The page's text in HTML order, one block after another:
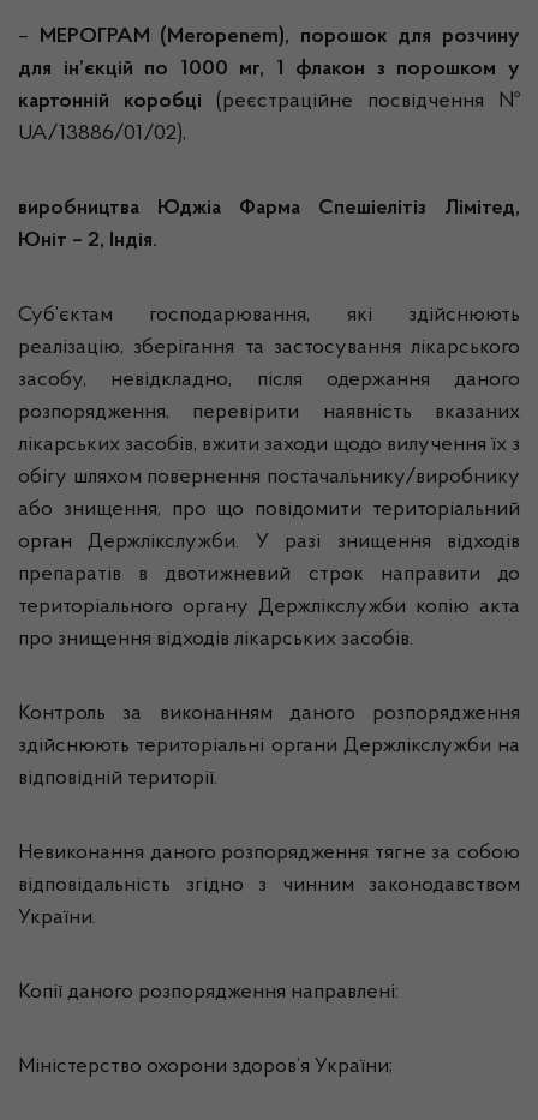
– МЕРОГРАМ (Meropenem), порошок для розчину
для ін’єкцій по 1000 мг, 1 флакон з порошком у
картонній коробці (реєстраційне посвідчення №
UA/13886/01/02),
виробництва Юджіа Фарма Спешіелітіз Лімітед,
Юніт – 2, Індія.
Суб’єктам господарювання, які здійснюють
реалізацію, зберігання та застосування лікарського
засобу, невідкладно, після одержання даного
розпорядження, перевірити наявність вказаних
лікарських засобів, вжити заходи щодо вилучення їх з
обігу шляхом повернення постачальнику/виробнику
або знищення, про що повідомити територіальний
орган Держлікслужби. У разі знищення відходів
препаратів в двотижневий строк направити до
територіального органу Держлікслужби копію акта
про знищення відходів лікарських засобів.
Контроль за виконанням даного розпорядження
здійснюють територіальні органи Держлікслужби на
відповідній території.
Невиконання даного розпорядження тягне за собою
відповідальність згідно з чинним законодавством
України.
Копії даного розпорядження направлені:
Міністерство охорони здоров’я України;